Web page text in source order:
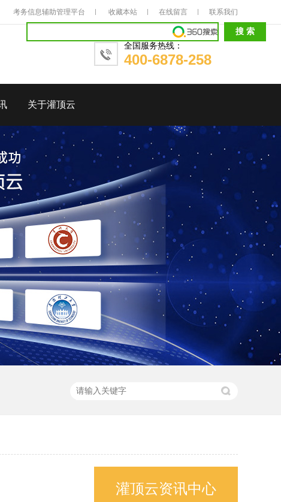
考务信息辅助管理平台 收藏本站 在线留言 联系我们
全国服务热线：
400-6878-258
关于灌顶云
灌顶云资讯中心